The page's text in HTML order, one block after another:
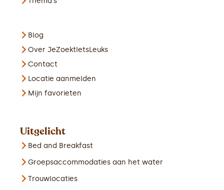
Blog
Over JeZoektIetsLeuks
Contact
Locatie aanmelden
Mijn favorieten
Uitgelicht
Bed and Breakfast
Groepsaccommodaties aan het water
Trouwlocaties